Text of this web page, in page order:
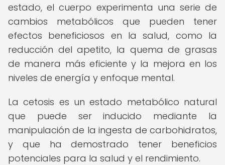
estado, el cuerpo experimenta una serie de
cambios metabólicos que pueden tener
efectos beneficiosos en la salud, como la
reducción del apetito, la quema de grasas
de manera más eficiente y la mejora en los
niveles de energía y enfoque mental.
La cetosis es un estado metabólico natural
que puede ser inducido mediante la
manipulación de la ingesta de carbohidratos,
y que ha demostrado tener beneficios
potenciales para la salud y el rendimiento.